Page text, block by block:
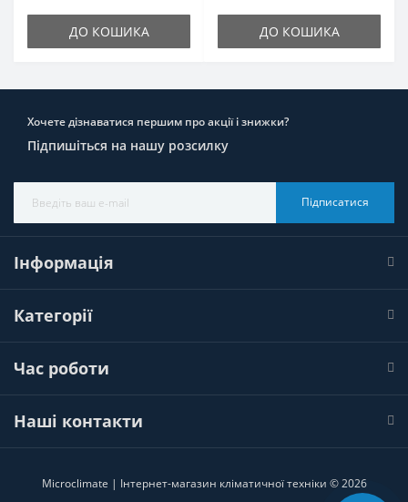
ДО КОШИКА ДО КОШИКА
Хочете дізнаватися першим про акції і знижки?
Підпишіться на нашу розсилку
Підписатися
Інформація
Категорії
Час роботи
Наші контакти
Microclimate | Інтернет-магазин кліматичної техніки © 2026